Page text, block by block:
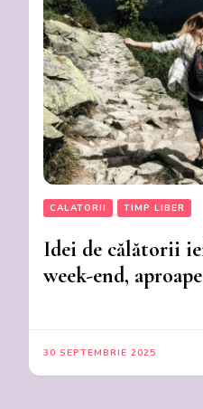
CALATORII TIMP LIBER
Idei de călătorii
week-end,
30 SEPTEMBRIE 2025